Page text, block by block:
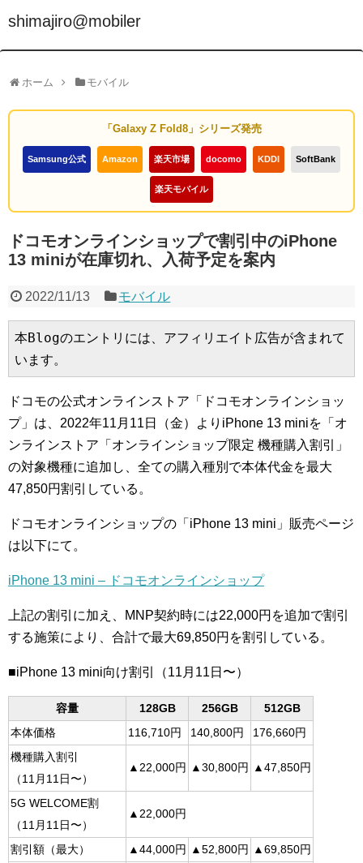
shimajiro@mobiler
ホーム モバイル
「Galaxy Z Fold8」シリーズ発売
Samsung公式 Amazon 楽天市場 docomo KDDI SoftBank
楽天モバイル
ドコモオンラインショップで割引中のiPhone
13 miniが在庫切れ、入荷予定を案内
2022/11/13 モバイル
本Blogのエントリには、アフィリエイト広告が含まれて
います。
ドコモの公式オンラインストア「ドコモオンラインショッ
プ」は、2022年11月11日（金）よりiPhone 13 miniを「オ
ンラインストア「オンラインショップ限定 機種購入割引」
の対象機種に追加し、全ての購入種別で本体代金を最大
47,850円割引している。
ドコモオンラインショップの「iPhone 13 mini」販売ページ
は以下にて。
iPhone 13 mini – ドコモオンラインショップ
上記の割引に加え、MNP契約時には22,000円を追加で割引
する施策により、合計で最大69,850円を割引している。
■iPhone 13 mini向け割引（11月11日〜）
容量 128GB 256GB
512GB
本体価格
116,710円 140,800円
176,660円
機種購入割引
（11月11日〜）
▲22,000円 ▲30,800円 ▲47,850円
5G WELCOME割
（11月11日〜）
▲22,000円
割引額（最大） ▲44,000円 ▲52,800円
▲69,850円